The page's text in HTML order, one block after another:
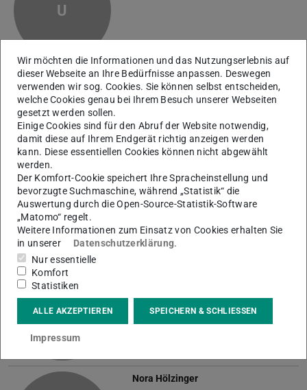
U
M
Doris Michel
Personal, Aus- und Fortbildung
Name
B
Nora Hölzinger
Wir möchten die Informationen und das Nutzungserlebnis auf
dieser Webseite an Ihre Bedürfnisse anpassen. Deswegen
verwenden wir sog. Cookies. Sie können selbst entscheiden,
welche Cookies genau bei Ihrem Besuch unserer Webseiten
gesetzt werden sollen.
Einige Cookies sind für den Abruf der Website notwendig,
damit diese auf Ihrem Endgerät richtig anzeigen werden
kann. Diese essentiellen Cookies können nicht abgewählt
werden.
Der Komfort-Cookie speichert Ihre Spracheinstellung und
bevorzugte Suchmaschine, während „Statistik“ die
Auswertung durch die Open-Source-Statistik-Software
„Matomo“ regelt.
Weitere Informationen zum Einsatz von Cookies erhalten Sie
in unserer
Datenschutzerklärung.
Nur essentielle
Komfort
Statistiken
ALLE AKZEPTIEREN SPEICHERN & SCHLIESSEN
Impressum